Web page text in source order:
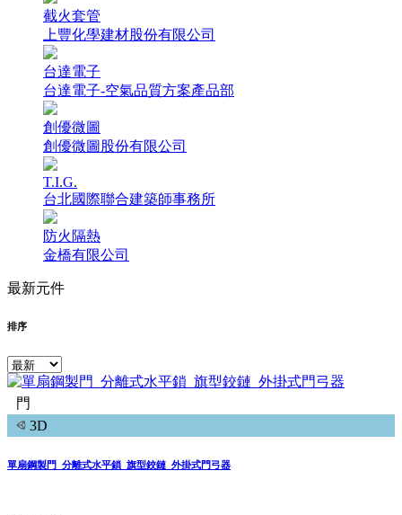
截火套管
上豐化學建材股份有限公司
台達電子
台達電子-空氣品質方案產品部
創優微圖
創優微圖股份有限公司
T.I.G.
台北國際聯合建築師事務所
防火隔熱
金橋有限公司
最新元件
排序
門
3D
單扇鋼製門_分離式水平鎖_旗型鉸鏈_外掛式門弓器